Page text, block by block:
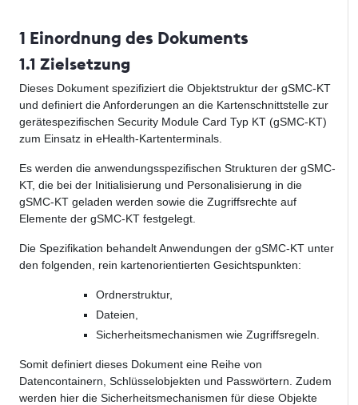
1 Einordnung des Dokuments
1.1 Zielsetzung
Dieses Dokument spezifiziert die Objektstruktur der gSMC-KT
und definiert die Anforderungen an die Kartenschnittstelle zur
gerätespezifischen Security Module Card Typ KT (gSMC-KT)
zum Einsatz in eHealth-Kartenterminals.
Es werden die anwendungsspezifischen Strukturen der gSMC-
KT, die bei der Initialisierung und Personalisierung in die
gSMC-KT geladen werden sowie die Zugriffsrechte auf
Elemente der gSMC-KT festgelegt.
Die Spezifikation behandelt Anwendungen der gSMC-KT unter
den folgenden, rein kartenorientierten Gesichtspunkten:
Ordnerstruktur,
Dateien,
Sicherheitsmechanismen wie Zugriffsregeln.
Somit definiert dieses Dokument eine Reihe von
Datencontainern, Schlüsselobjekten und Passwörtern. Zudem
werden hier die Sicherheitsmechanismen für diese Objekte